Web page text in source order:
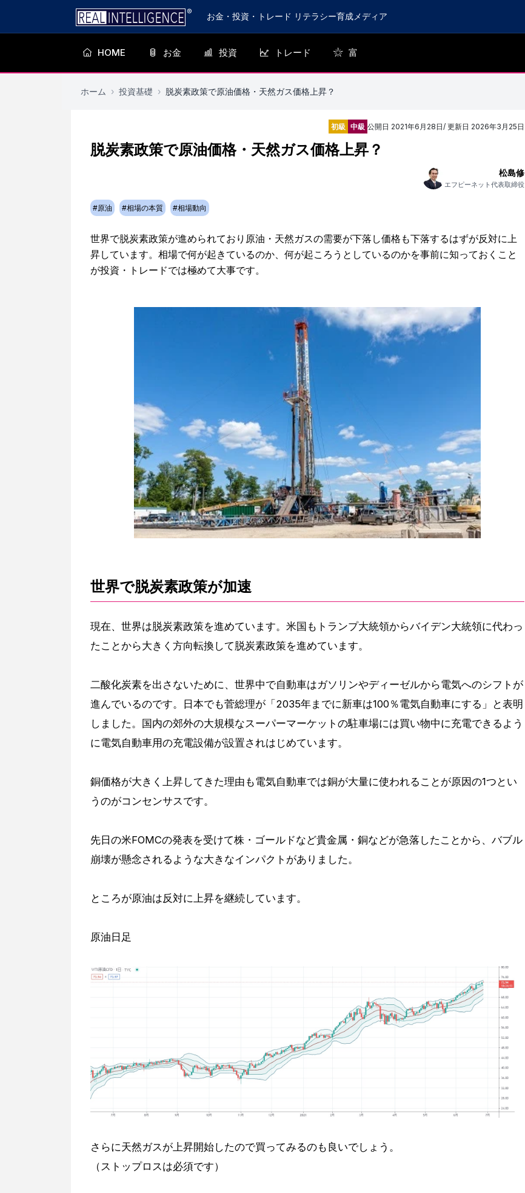
お金・投資・トレード リテラシー育成メディア
HOME お金 投資 トレード 富
ホーム › 投資基礎 › 脱炭素政策で原油価格・天然ガス価格上昇？
初級 中級 公開日 2021年6月28日/ 更新日 2026年3月25日
脱炭素政策で原油価格・天然ガス価格上昇？
松島修
エフピーネット代表取締役
#原油 #相場の本質 #相場動向
世界で脱炭素政策が進められており原油・天然ガスの需要が下落し価格も下落するはずが反対に上
昇しています。相場で何が起きているのか、何が起ころうとしているのかを事前に知っておくこと
が投資・トレードでは極めて大事です。
世界で脱炭素政策が加速
現在、世界は脱炭素政策を進めています。米国もトランプ大統領からバイデン大統領に代わっ
たことから大きく方向転換して脱炭素政策を進めています。
二酸化炭素を出さないために、世界中で自動車はガソリンやディーゼルから電気へのシフトが
進んでいるのです。日本でも菅総理が「2035年までに新車は100％電気自動車にする」と表明
しました。国内の郊外の大規模なスーパーマーケットの駐車場には買い物中に充電できるよう
に電気自動車用の充電設備が設置されはじめています。
銅価格が大きく上昇してきた理由も電気自動車では銅が大量に使われることが原因の1つとい
うのがコンセンサスです。
先日の米FOMCの発表を受けて株・ゴールドなど貴金属・銅などが急落したことから、バブル
崩壊が懸念されるような大きなインパクトがありました。
ところが原油は反対に上昇を継続しています。
原油日足
さらに天然ガスが上昇開始したので買ってみるのも良いでしょう。
（ストップロスは必須です）